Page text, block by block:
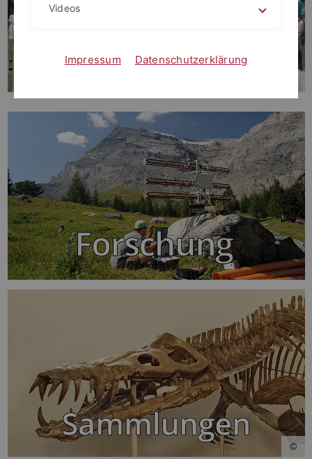
Videos
Impressum Datenschutzerklärung